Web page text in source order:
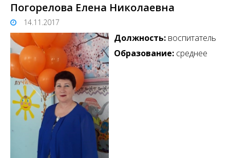
Погорелова Елена Николаевна
14.11.2017
Должность: воспитатель
Образование: среднее